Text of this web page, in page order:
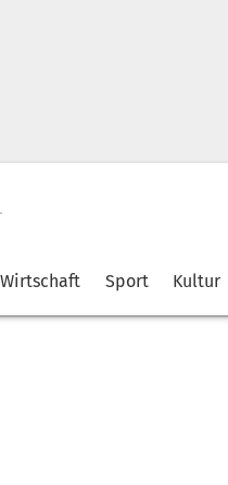
Wirtschaft Sport Kultur